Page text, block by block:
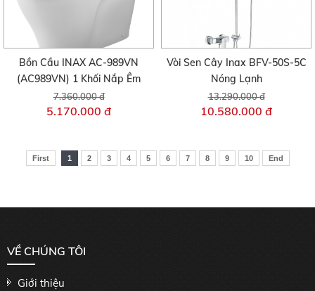
Bồn Cầu INAX AC-989VN
(AC989VN) 1 Khối Nắp Êm
7.360.000 đ
5.170.000 đ
Vòi Sen Cây Inax BFV-50S-5C
Nóng Lạnh
13.290.000 đ
10.580.000 đ
First 1 2 3 4 5 6 7 8 9 10 End
VỀ CHÚNG TÔI
Giới thiệu